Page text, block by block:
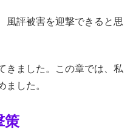
風評被害を迎撃できると思
きました。この章では、私
ました。
策